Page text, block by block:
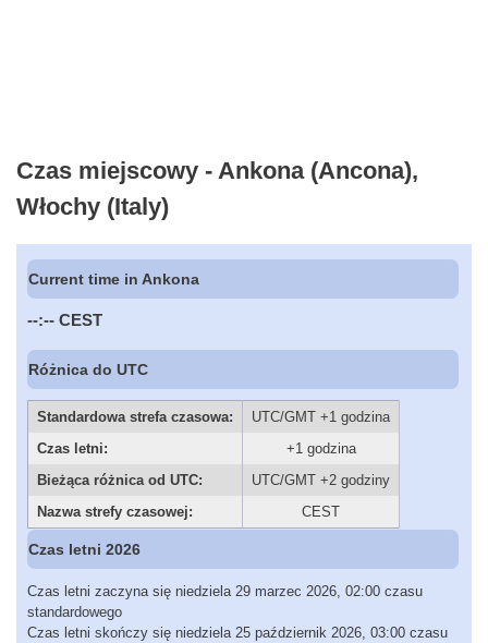
Czas miejscowy - Ankona (Ancona),
Włochy (Italy)
Current time in Ankona
--:-- CEST
Różnica do UTC
Standardowa strefa czasowa:
UTC/GMT +1 godzina
Czas letni:
+1 godzina
Bieżąca różnica od UTC:
UTC/GMT +2 godziny
Nazwa strefy czasowej:
CEST
Czas letni 2026
Czas letni zaczyna się niedziela 29 marzec 2026, 02:00 czasu
standardowego
Czas letni skończy się niedziela 25 październik 2026, 03:00 czasu